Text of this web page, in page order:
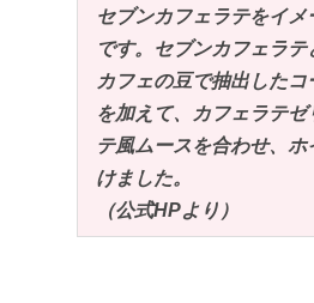
セブンカフェラテをイメ
です。セブンカフェラ
カフェの豆で抽出した
を加えて、カフェラテゼ
テ風ムースを合わせ、ホ
けました。
（公式HPより）